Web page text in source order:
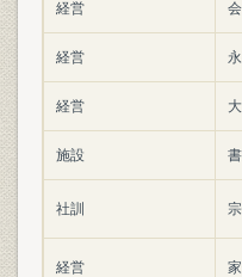
経営
経営
経営
施設
社訓
経営